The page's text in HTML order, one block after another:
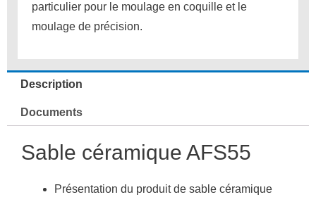
particulier pour le moulage en coquille et le
moulage de précision.
Description
Documents
Sable céramique AFS55
Présentation du produit de sable céramique